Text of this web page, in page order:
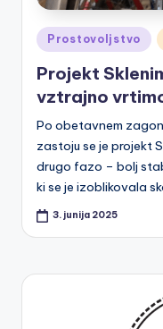
k
o
le
s
a
s
a
Posted
in
Prostovoljstvo
Projekt
vztrajno
Po obetavnem
zastoju se je projekt
drugo fazo – bolj
ki se je izoblikovala
3. junija 2025